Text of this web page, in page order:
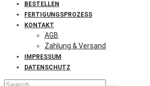
BESTELLEN
FERTIGUNGSPROZESS
KONTAKT
AGB
Zahlung & Versand
IMPRESSUM
DATENSCHUTZ